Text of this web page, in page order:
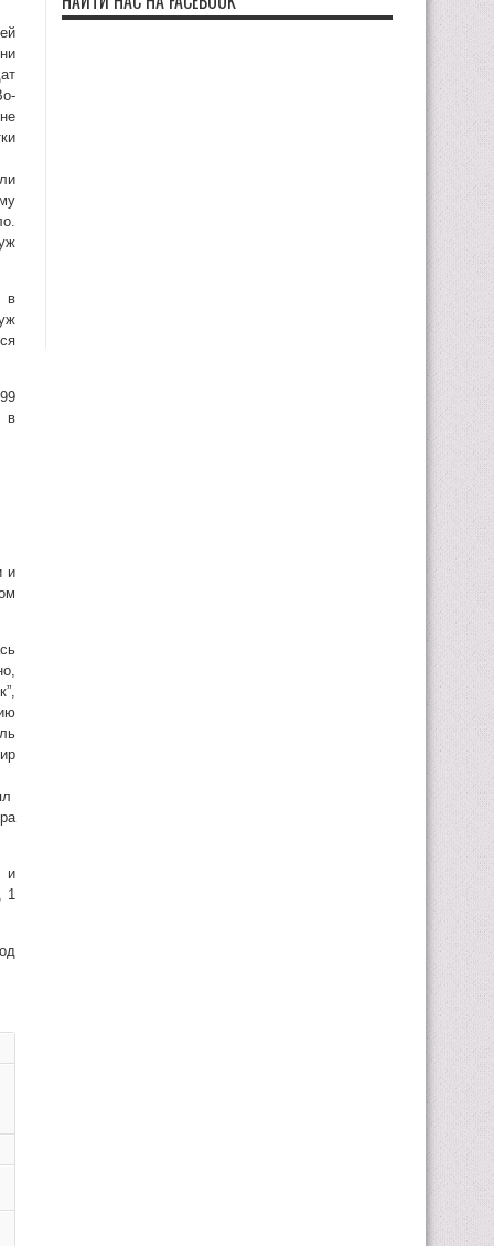
в
в
и
и
1